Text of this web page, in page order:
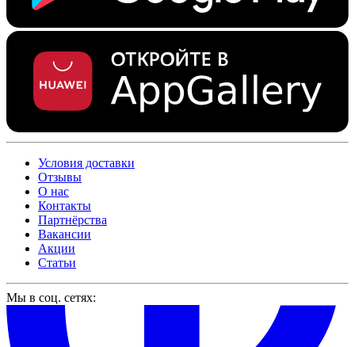
Условия доставки
Отзывы
О нас
Контакты
Партнёрства
Вакансии
Акции
Статьи
Мы в соц. сетях: